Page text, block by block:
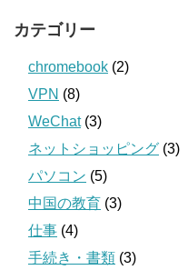
カテゴリー
chromebook (2)
VPN (8)
WeChat(3)
ネットショッピング (3)
パソコン (5)
中国の教育 (3)
仕事 (4)
手続き・書類 (3)